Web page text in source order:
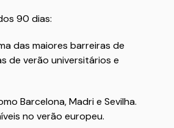
90 dias:
das maiores barreiras de
de verão universitários e
Barcelona, Madri e Sevilha.
no verão europeu.